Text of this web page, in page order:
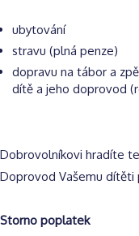
ubytování
stravu (plná penze)
dopravu na tábor a
dítě a jeho doprovod
Dobrovolníkovi hradíte
Doprovod Vašemu dítěti
Storno poplatek